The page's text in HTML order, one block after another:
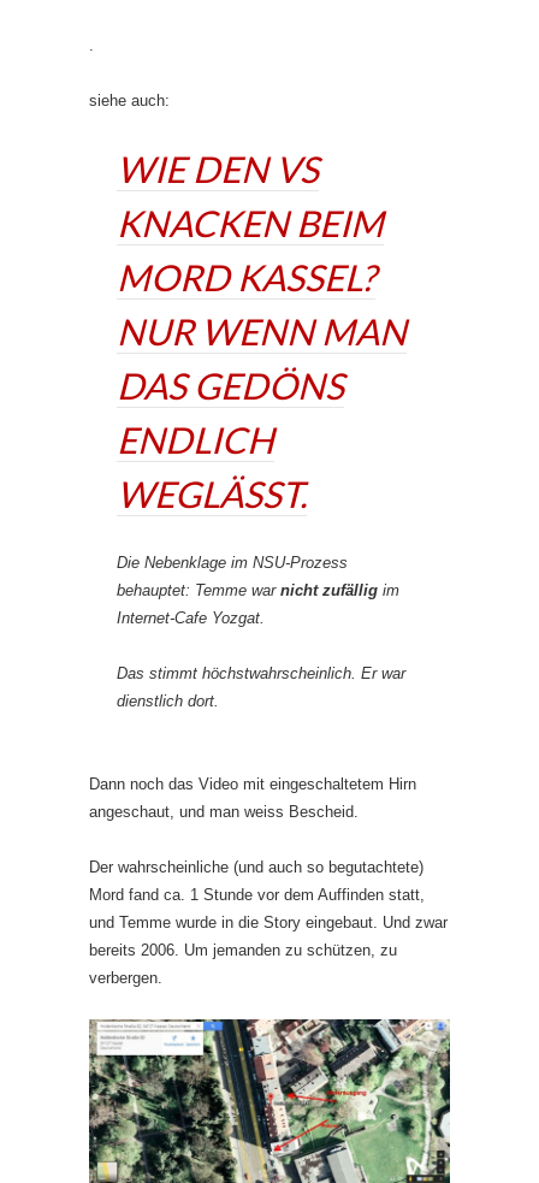
siehe auch:
WIE DEN VS
KNACKEN BEIM
MORD KASSEL?
NUR WENN MAN
DAS GEDÖNS
ENDLICH
WEGLÄSST.
Die Nebenklage im NSU-Prozess
behauptet: Temme warnicht zufällig im
Internet-Cafe Yozgat.
Das stimmt höchstwahrscheinlich. Er war
dienstlich dort.
Dann noch das Video mit eingeschaltetem Hirn
angeschaut, und man weiss Bescheid.
Der wahrscheinliche (und auch so begutachtete)
Mord fand ca. 1 Stunde vor dem Auffinden statt,
und Temme wurde in die Story eingebaut. Und zwar
bereits 2006. Um jemanden zu schützen, zu
verbergen.